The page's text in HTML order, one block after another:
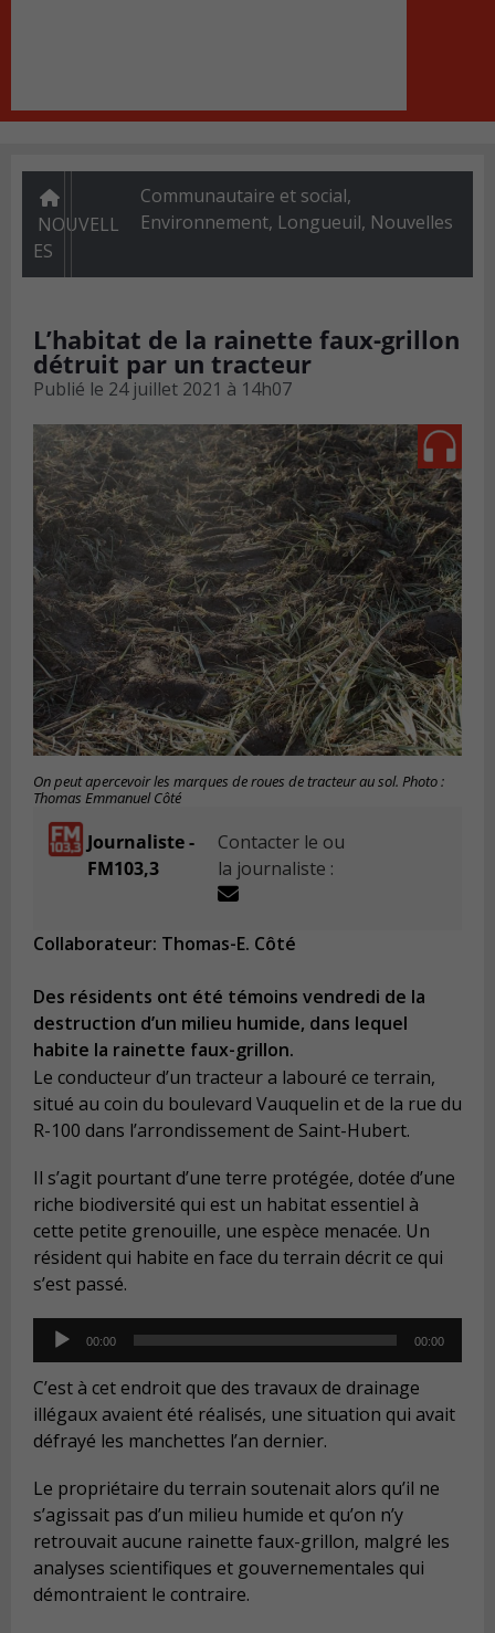
NOUVELL
ES
Communautaire et social,
Environnement, Longueuil, Nouvelles
L’habitat de la rainette faux-grillon
détruit par un tracteur
Publié le 24 juillet 2021 à 14h07
On peut apercevoir les marques de roues de tracteur au sol. Photo :
Thomas Emmanuel Côté
Journaliste -
FM103,3
Contacter le ou
la journaliste :
Collaborateur: Thomas-E. Côté
Des résidents ont été témoins vendredi de la
destruction d’un milieu humide, dans lequel
habite la rainette faux-grillon.
Le conducteur d’un tracteur a labouré ce terrain,
situé au coin du boulevard Vauquelin et de la rue du
R-100 dans l’arrondissement de Saint-Hubert.
Il s’agit pourtant d’une terre protégée, dotée d’une
riche biodiversité qui est un habitat essentiel à
cette petite grenouille, une espèce menacée. Un
résident qui habite en face du terrain décrit ce qui
s’est passé.
Audio
Player
00:00 00:00
C’est à cet endroit que des travaux de drainage
illégaux avaient été réalisés, une situation qui avait
défrayé les manchettes l’an dernier.
Le propriétaire du terrain soutenait alors qu’il ne
s’agissait pas d’un milieu humide et qu’on n’y
retrouvait aucune rainette faux-grillon, malgré les
analyses scientifiques et gouvernementales qui
démontraient le contraire.